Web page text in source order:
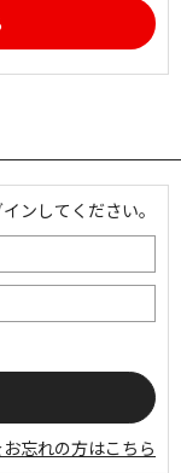
ンしてください。
忘れの方はこちら